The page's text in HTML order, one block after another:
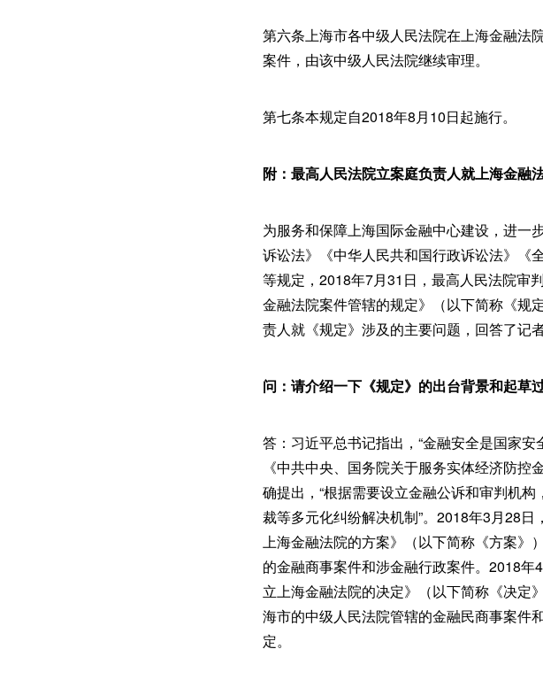
第六条上海市各中级人民法院在上海金融法
案件，由该中级人民法院继续审理。
第七条本规定自2018年8月10日起施行。
附：最高人民法院立案庭负责人就上海金融
为服务和保障上海国际金融中心建设，进一
诉讼法》《中华人民共和国行政诉讼法》《
等规定，2018年7月31日，最高人民法院审
金融法院案件管辖的规定》（以下简称《规
责人就《规定》涉及的主要问题，回答了记者
问：请介绍一下《规定》的出台背景和起草
答：习近平总书记指出，“金融安全是国家
《中共中央、国务院关于服务实体经济防
确提出，“根据需要设立金融公诉和审判机
裁等多元化纠纷解决机制”。2018年3月28
上海金融法院的方案》（以下简称《方案》
的金融商事案件和涉金融行政案件。2018
立上海金融法院的决定》（以下简称《决定
海市的中级人民法院管辖的金融民商事案件
定。